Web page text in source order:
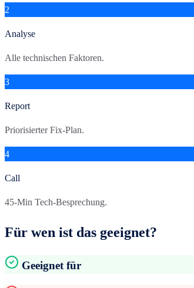
2
Analyse
Alle technischen Faktoren.
3
Report
Priorisierter Fix-Plan.
4
Call
45-Min Tech-Besprechung.
Für wen ist das geeignet?
Geeignet für